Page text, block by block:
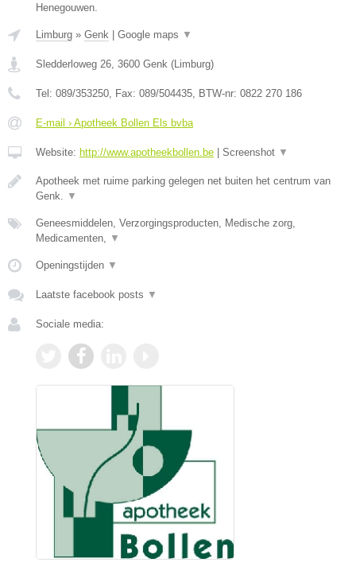
Henegouwen.
Limburg » Genk | Google maps ▼
Sledderloweg 26 3600 Genk (Limburg)
Tel: 089/353250 , Fax: 089/504435 , BTW-nr: 0822 270 186
E-mail › Apotheek Bollen Els bvba
Website: http://www.apotheekbollen.be | Screenshot ▼
Apotheek met ruime parking gelegen net buiten het centrum van
Genk.
▼
Geneesmiddelen, Verzorgingsproducten, Medische zorg,
Medicamenten,
▼
Openingstijden ▼
Laatste facebook posts ▼
Sociale media: